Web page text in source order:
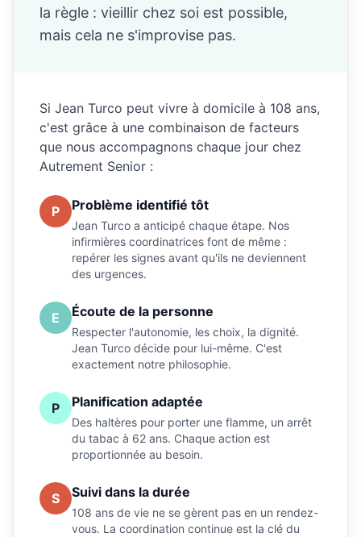
la règle : vieillir chez soi est possible,
mais cela ne s'improvise pas.
Si Jean Turco peut vivre à domicile à 108 ans,
c'est grâce à une combinaison de facteurs
que nous accompagnons chaque jour chez
Autrement Senior :
P Problème identifié tôt
Jean Turco a anticipé chaque étape. Nos
infirmières coordinatrices font de même :
repérer les signes avant qu'ils ne deviennent
des urgences.
E Écoute de la personne
Respecter l'autonomie, les choix, la dignité.
Jean Turco décide pour lui-même. C'est
exactement notre philosophie.
P Planification adaptée
Des haltères pour porter une flamme, un arrêt
du tabac à 62 ans. Chaque action est
proportionnée au besoin.
S Suivi dans la durée
108 ans de vie ne se gèrent pas en un rendez-
vous. La coordination continue est la clé du